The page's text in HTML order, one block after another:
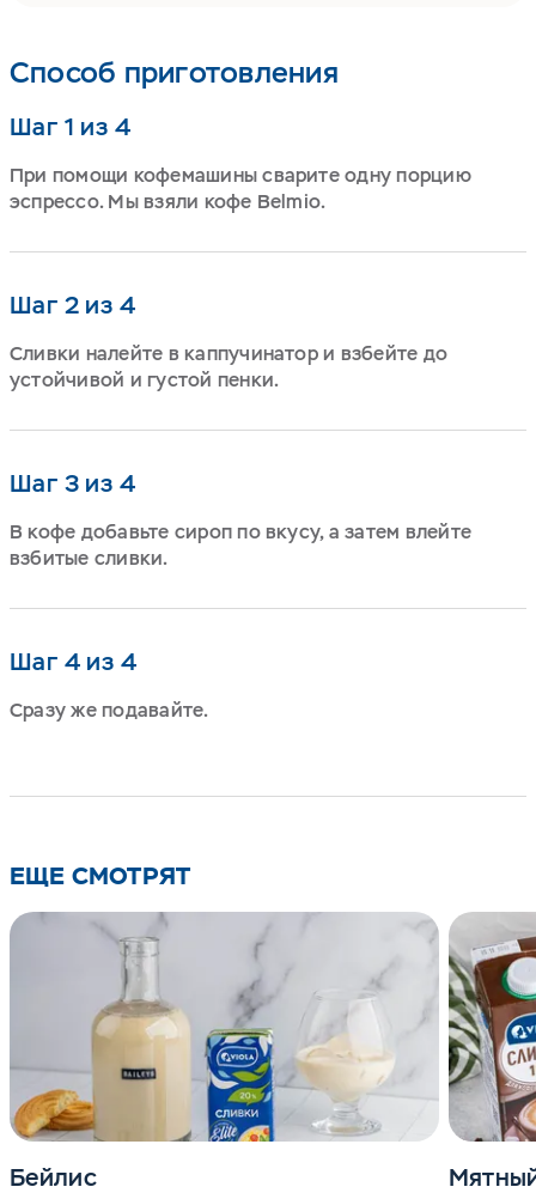
Способ приготовления
Шаг 1 из 4
При помощи кофемашины сварите одну порцию
эспрессо. Мы взяли кофе Belmio.
Шаг 2 из 4
Сливки налейте в каппучинатор и взбейте до
устойчивой и густой пенки.
Шаг 3 из 4
В кофе добавьте сироп по вкусу, а затем влейте
взбитые сливки.
Шаг 4 из 4
Сразу же подавайте.
ЕЩЕ СМОТРЯТ
Бейлис